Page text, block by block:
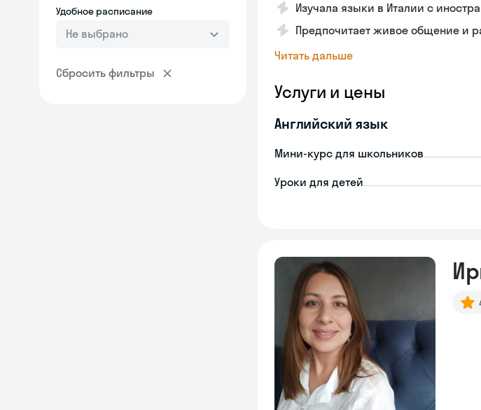
Удобное расписание
Не выбрано
Сбросить фильтры
Изучала языки в Италии с
Предпочитает живое общение и
Читать дальше
Услуги и цены
Английский язык
Мини-курс для школьников
Уроки для детей